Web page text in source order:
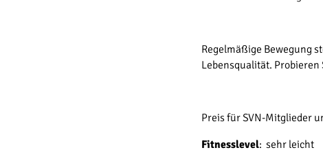
Regelmäßige Bewegung
Lebensqualität.
Preis für SVN-Mitglieder
Fitnesslevel: sehr leicht